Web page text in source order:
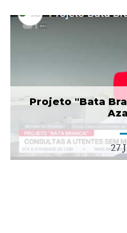
Projeto "Bata
27